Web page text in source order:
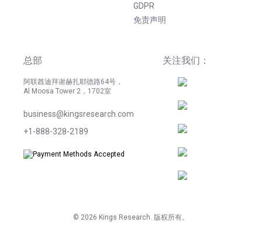
GDPR
免责声明
总部
阿联酋迪拜谢赫扎耶德路64号，
Al Moosa Tower 2，1702室
business@kingsresearch.com
+1-888-328-2189
关注我们：
© 2026 Kings Research. 版权所有。